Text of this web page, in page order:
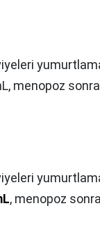
menopoz
, menopoz